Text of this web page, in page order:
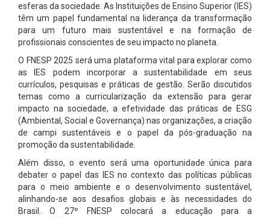
esferas da sociedade. As Instituições de Ensino Superior (IES)
têm um papel fundamental na liderança da transformação
para um futuro mais sustentável e na formação de
profissionais conscientes de seu impacto no planeta.
O FNESP 2025 será uma plataforma vital para explorar como
as IES podem incorporar a sustentabilidade em seus
currículos, pesquisas e práticas de gestão. Serão discutidos
temas como a curricularização da extensão para gerar
impacto na sociedade, a efetividade das práticas de ESG
(Ambiental, Social e Governança) nas organizações, a criação
de campi sustentáveis e o papel da pós-graduação na
promoção da sustentabilidade.
Além disso, o evento será uma oportunidade única para
debater o papel das IES no contexto das políticas públicas
para o meio ambiente e o desenvolvimento sustentável,
alinhando-se aos desafios globais e às necessidades do
Brasil. O 27º FNESP colocará a educação para a